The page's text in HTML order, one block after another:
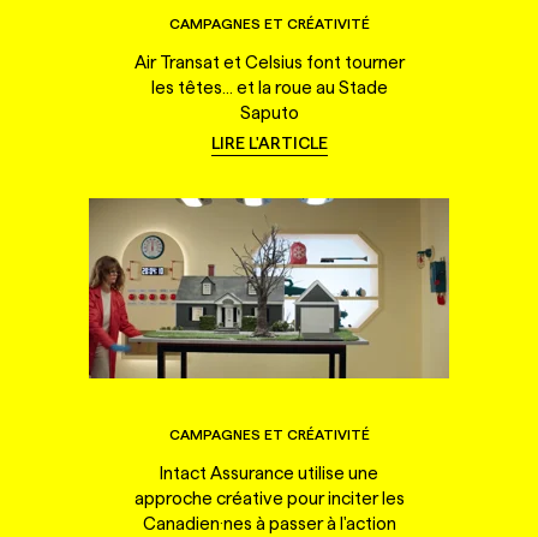
CAMPAGNES ET CRÉATIVITÉ
Air Transat et Celsius font tourner
les têtes... et la roue au Stade
Saputo
LIRE L'ARTICLE
CAMPAGNES ET CRÉATIVITÉ
Intact Assurance utilise une
approche créative pour inciter les
Canadien·nes à passer à l'action